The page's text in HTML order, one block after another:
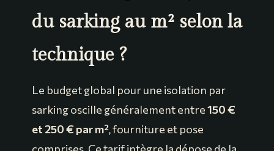
du sarking au m² selon la
technique ?
Le budget global pour une isolation par
sarking oscille généralement entre150 €
et 250 € par m², fourniture et pose